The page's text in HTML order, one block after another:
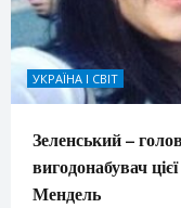
УКРАЇНА І СВІТ
Зеленський –
вигодонабувач
Мендель